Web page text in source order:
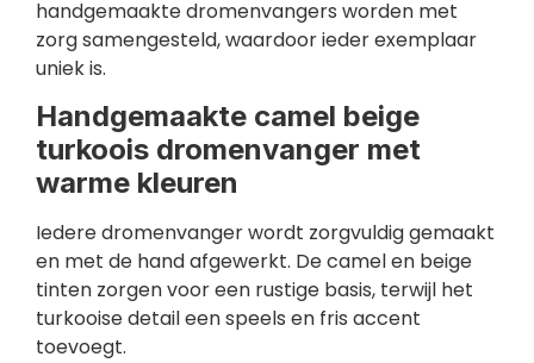
handgemaakte dromenvangers worden met
zorg samengesteld, waardoor ieder exemplaar
uniek is.
Handgemaakte camel beige
turkoois dromenvanger met
warme kleuren
Iedere dromenvanger wordt zorgvuldig gemaakt
en met de hand afgewerkt. De camel en beige
tinten zorgen voor een rustige basis, terwijl het
turkooise detail een speels en fris accent
toevoegt.